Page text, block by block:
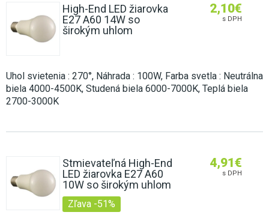
High-End LED žiarovka
E27 A60 14W so
širokým uhlom
2,10€
s DPH
Uhol svietenia : 270°, Náhrada : 100W, Farba svetla : Neutrálna
biela 4000-4500K, Studená biela 6000-7000K, Teplá biela
2700-3000K
Stmievateľná High-End
LED žiarovka E27 A60
10W so širokým uhlom
Zľava -51%
4,91€
s DPH